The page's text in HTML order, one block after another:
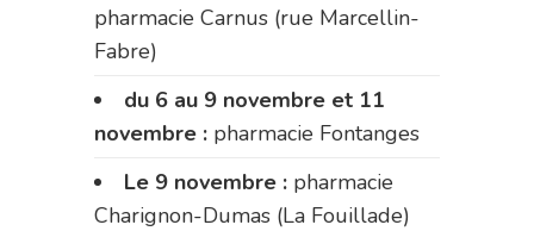
pharmacie Carnus (rue Marcellin-
Fabre)
du 6 au 9 novembre et 11
novembre : pharmacie Fontanges
Le 9 novembre : pharmacie
Charignon-Dumas (La Fouillade)